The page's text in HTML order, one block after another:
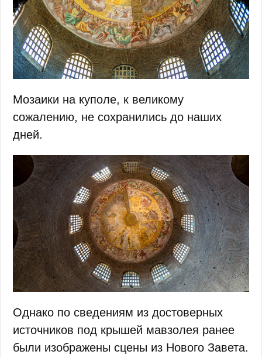
Мозаики на куполе, к великому
сожалению, не сохранились до наших
дней.
Однако по сведениям из достоверных
источников под крышей мавзолея ранее
были изображены сцены из Нового Завета.